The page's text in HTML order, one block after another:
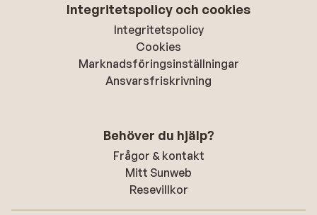
Integritetspolicy och cookies
Integritetspolicy
Cookies
Marknadsföringsinställningar
Ansvarsfriskrivning
Behöver du hjälp?
Frågor & kontakt
Mitt Sunweb
Resevillkor